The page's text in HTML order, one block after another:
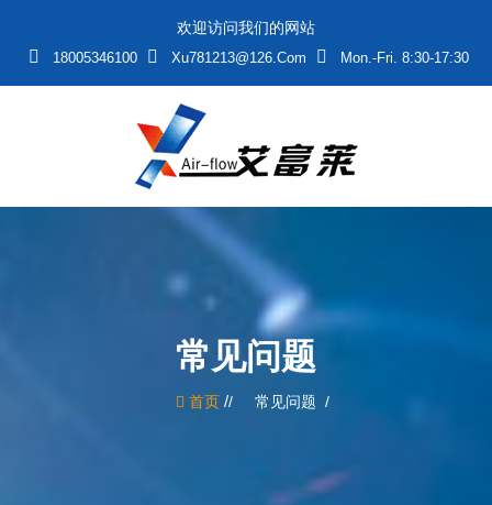
欢迎访问我们的网站
18005346100 Xu781213@126.com Mon.-Fri. 8:30-17:30
常见问题
首页 / 常见问题